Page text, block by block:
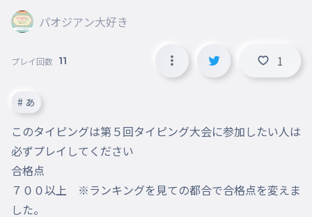
パオジアン大好き
プレイ回数 11 1
# あ
このタイピングは第５回タイピング大会に参加したい人は
必ずプレイしてください
合格点
７００以上　※ランキングを見ての都合で合格点を変えま
した。